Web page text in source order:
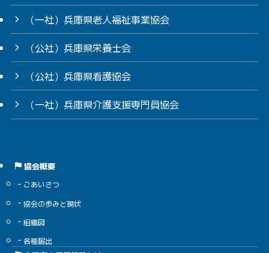
（一社）兵庫県老人福祉事業協会
（公社）兵庫県栄養士会
（公社）兵庫県看護協会
（一社）兵庫県介護支援専門員協会
協会概要
ごあいさつ
協会の歩みと現状
組織図
各種届出